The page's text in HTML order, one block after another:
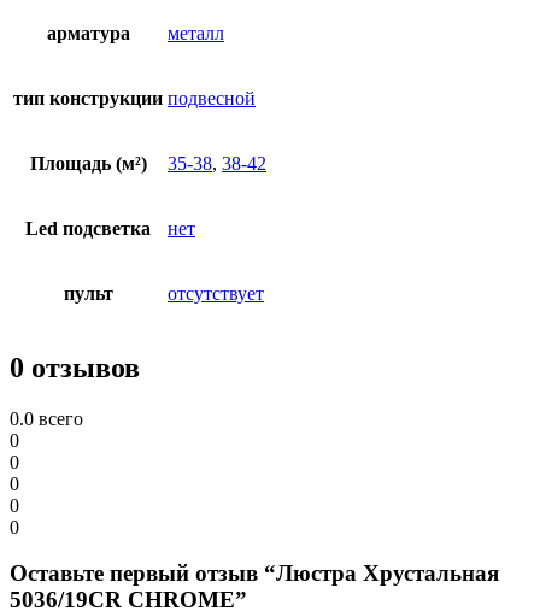
арматура металл
тип конструкции подвесной
Площадь (м²) 35-38, 38-42
Led подсветка нет
пульт отсутствует
0 отзывов
0.0 всего
0
0
0
0
0
Оставьте первый отзыв “Люстра Хрустальная
5036/19CR CHROME”